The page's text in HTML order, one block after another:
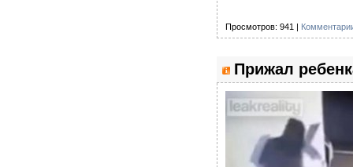
Просмотров: 941 |
Прижал